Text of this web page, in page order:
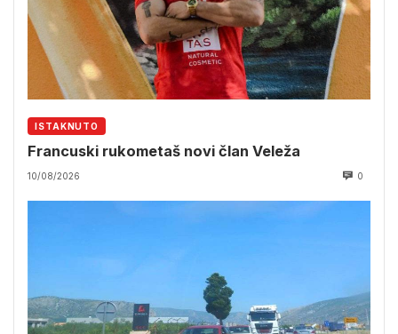
ISTAKNUTO
Francuski rukometaš novi član Veleža
10/08/2026 0